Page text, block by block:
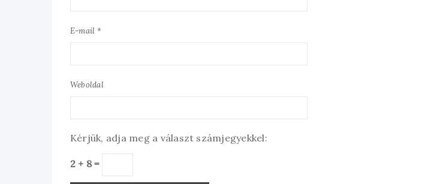
E-mail *
Weboldal
Kérjük, adja meg a választ számjegyekkel:
2 + 8 =